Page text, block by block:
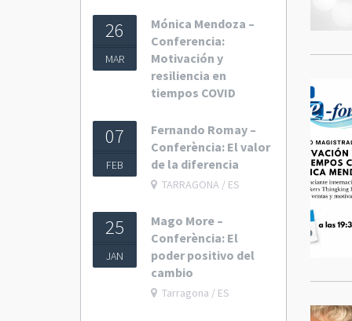
26
MAR
Mónica Mendoza –
Conferencia:
Motivación y
resiliencia en
tiempos COVID
07
FEB
Fernando Romay –
Conferència: El valor
de la diferencia
TARRAGONA / ES
25
JAN
Mago More –
Conferència: El
poder positivo del
cambio
Tarragona / ES